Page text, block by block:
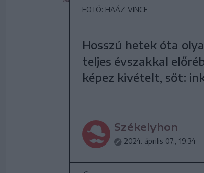
FOTÓ: HAÁZ VINCE
Hosszú hetek óta
teljes évszakkal
képez kivételt, sőt:
Székelyhon
2024. április 07., 19:34